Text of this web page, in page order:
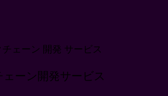
チェーン 開発 サービス
ェーン 開発サービス